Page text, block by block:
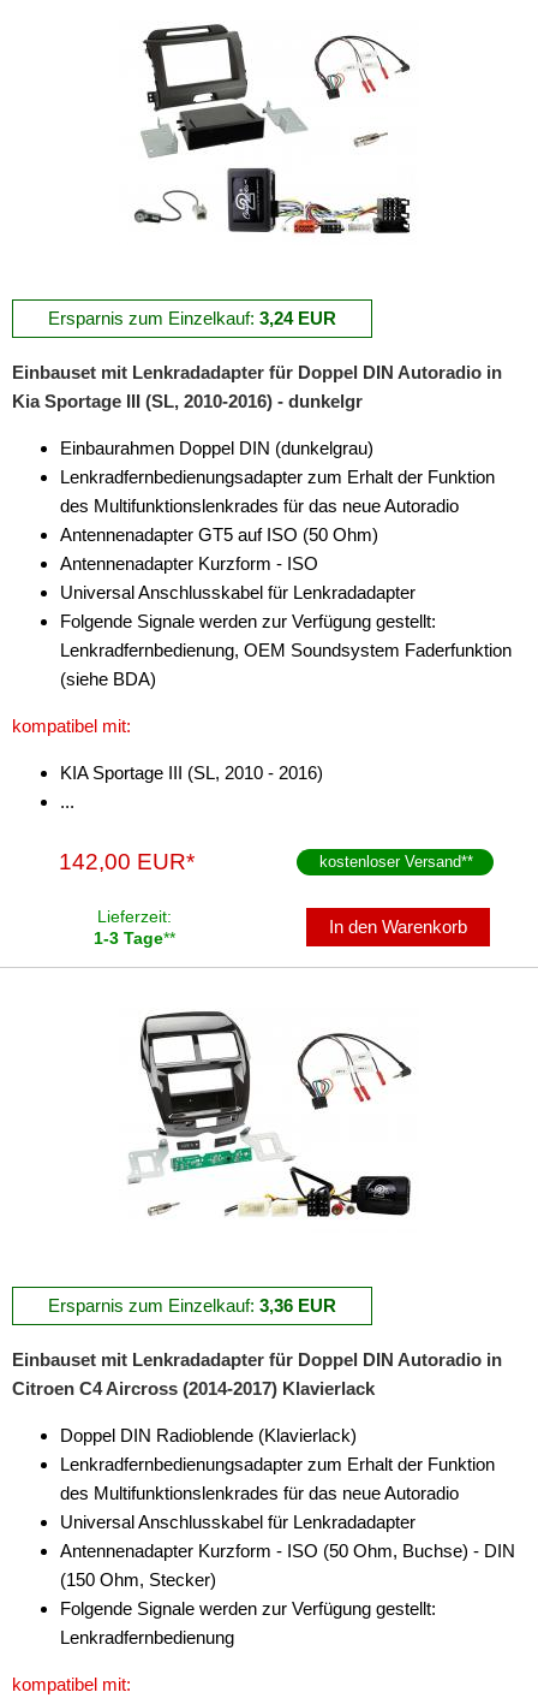
Mini-Fakra (2 polig)
Mini-Fakra (4 polig)
N
Nissan
Raku II
ROKA-SNAP
RP-SMA
SMA
SMB
SMC
TNC
TS-9
UHF
USA2
WICLIC
Antennenkabel
Antennensplitter
Antennenstecker
Antennenverstärker
Antennenzubehör
Bluetooth
CAN-BUS-Adapter
Cinch-Kabel
Entriegelung
Entstörmaterial
Ersatzteile
Fahrzeughalter
Fernbedienungen
Ersparnis zum Einzelkauf: 3,24 EUR
Einbauset mit Lenkradadapter für Doppel DIN Autoradio in
Kia Sportage III (SL, 2010-2016) - dunkelgr
Einbaurahmen Doppel DIN (dunkelgrau)
Lenkradfernbedienungsadapter zum Erhalt der Funktion
des Multifunktionslenkrades für das neue Autoradio
Antennenadapter GT5 auf ISO (50 Ohm)
Antennenadapter Kurzform - ISO
Universal Anschlusskabel für Lenkradadapter
Folgende Signale werden zur Verfügung gestellt:
Lenkradfernbedienung, OEM Soundsystem Faderfunktion
(siehe BDA)
kompatibel mit:
KIA Sportage III (SL, 2010 - 2016)
...
142,00 EUR* kostenloser Versand**
Lieferzeit:
1-3 Tage**
In den Warenkorb
Ersparnis zum Einzelkauf: 3,36 EUR
Einbauset mit Lenkradadapter für Doppel DIN Autoradio in
Citroen C4 Aircross (2014-2017) Klavierlack
Doppel DIN Radioblende (Klavierlack)
Lenkradfernbedienungsadapter zum Erhalt der Funktion
des Multifunktionslenkrades für das neue Autoradio
Universal Anschlusskabel für Lenkradadapter
Antennenadapter Kurzform - ISO (50 Ohm, Buchse) - DIN
(150 Ohm, Stecker)
Folgende Signale werden zur Verfügung gestellt:
Lenkradfernbedienung
kompatibel mit: